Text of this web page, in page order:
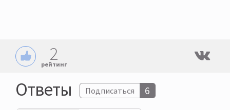
2
рейтинг
Ответы Подписаться 6